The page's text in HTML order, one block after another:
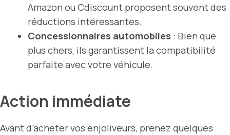
Amazon ou Cdiscount proposent souvent des
réductions intéressantes.
Concessionnaires automobiles : Bien que
plus chers, ils garantissent la compatibilité
parfaite avec votre véhicule.
Action immédiate
Avant d’acheter vos enjoliveurs, prenez quelques